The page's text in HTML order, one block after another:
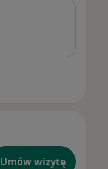
Umów wizytę